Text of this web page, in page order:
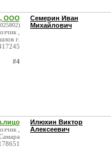
ООО
,
г.
#4
Семерин Иван
Михайлович
,
Илюхин Виктор
Алексеевич